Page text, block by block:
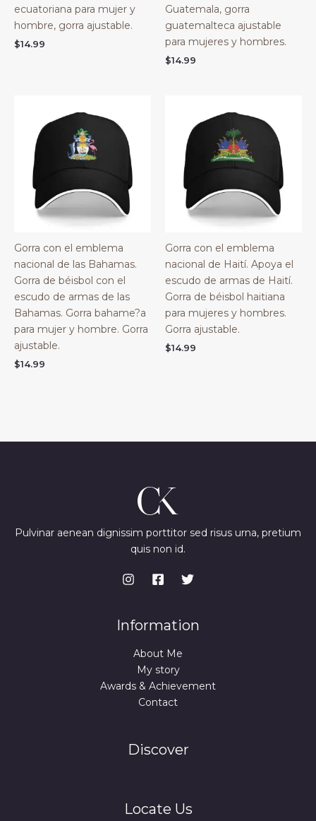
ecuatoriana para mujer y
hombre, gorra ajustable.
$14.99
Guatemala, gorra
guatemalteca ajustable
para mujeres y hombres.
$14.99
Gorra con el emblema
nacional de las Bahamas.
Gorra de béisbol con el
escudo de armas de las
Bahamas. Gorra bahame?a
para mujer y hombre. Gorra
ajustable.
$14.99
Gorra con el emblema
nacional de Haití. Apoya el
escudo de armas de Haití.
Gorra de béisbol haitiana
para mujeres y hombres.
Gorra ajustable.
$14.99
Pulvinar aenean dignissim porttitor sed risus urna, pretium
quis non id.
Information
About Me
My story
Awards & Achievement
Contact
Discover
Locate Us